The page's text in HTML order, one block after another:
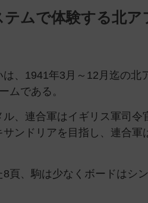
テムで体験する北ア
は、1941年3月～12月迄の
ムである。
、連合軍はイギリス軍司令
ンドリアを目指し、連合
8頁、駒は少なくボードはシ